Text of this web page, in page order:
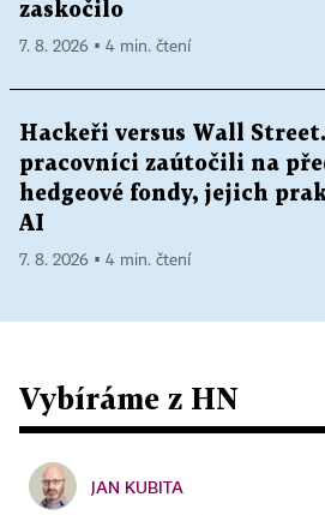
zaskočilo
7. 8. 2026 ▪ 4 min. čtení
Hackeři versus Wall
pracovníci zaútočili na
hedgeové fondy, jejich
AI
7. 8. 2026 ▪ 4 min. čtení
Vybíráme z HN
JAN KUBITA